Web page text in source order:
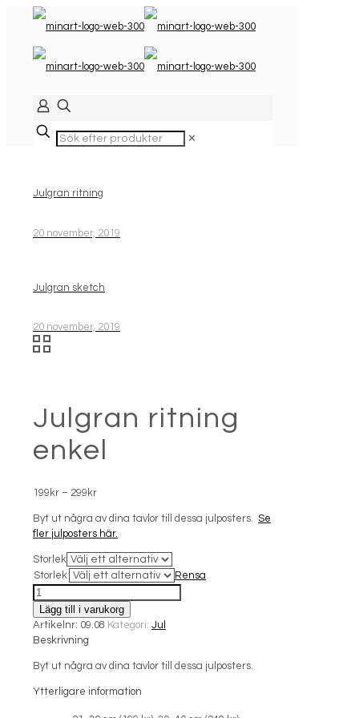
✕
Julgran ritning
20 november, 2019
Julgran sketch
20 november, 2019
Julgran ritning
enkel
199 kr – 299 krPrisintervall:
till
299kr
Byt ut några av dina tavlor till dessa julposters. Se
fler julposters här.
Storlek
Storlek
Rensa
Julgran
ritning
enkel
mängd
Lägg till i varukorg
Artikelnr: 09.08 Kategori: Jul
Beskrivning
Byt ut några av dina tavlor till dessa julposters.
Ytterligare information